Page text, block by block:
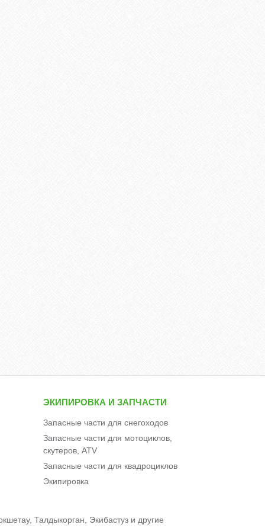
ЭКИПИРОВКА И ЗАПЧАСТИ
Запасные части для снегоходов
Запасные части для мотоциклов,
скутеров, ATV
Запасные части для квадроциклов
Экипировка
Талдыкорган, Экибастуз и другие